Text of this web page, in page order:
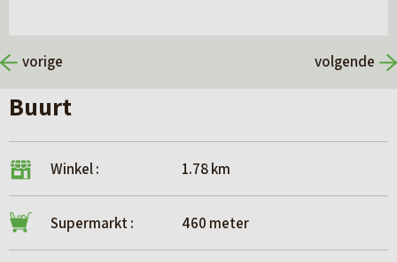
vorige volgende
Buurt
Winkel : 1.78 km
Supermarkt : 460 meter